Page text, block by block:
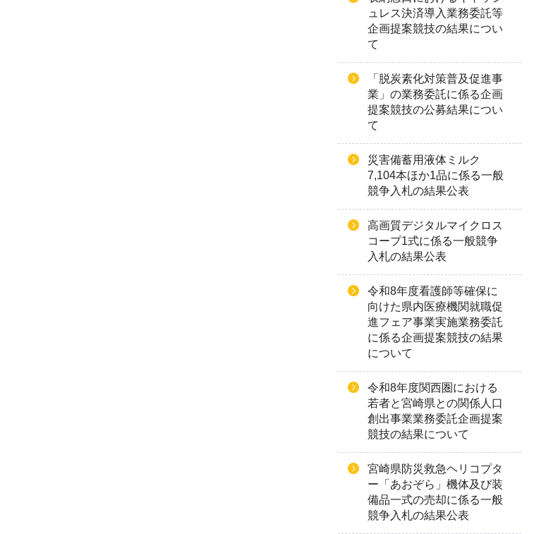
ュレス決済導入業務委託等
企画提案競技の結果につい
て
「脱炭素化対策普及促進事
業」の業務委託に係る企画
提案競技の公募結果につい
て
災害備蓄用液体ミルク
7,104本ほか1品に係る一般
競争入札の結果公表
高画質デジタルマイクロス
コープ1式に係る一般競争
入札の結果公表
令和8年度看護師等確保に
向けた県内医療機関就職促
進フェア事業実施業務委託
に係る企画提案競技の結果
について
令和8年度関西圏における
若者と宮崎県との関係人口
創出事業業務委託企画提案
競技の結果について
宮崎県防災救急ヘリコプタ
ー「あおぞら」機体及び装
備品一式の売却に係る一般
競争入札の結果公表